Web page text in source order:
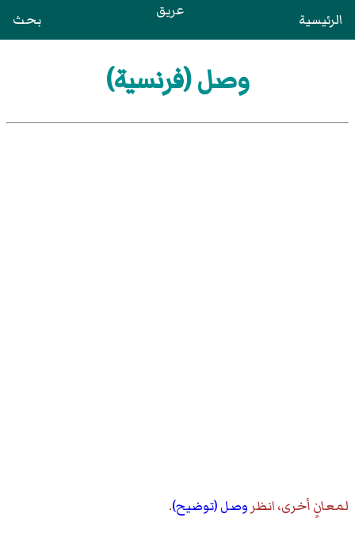
الرئيسية عريق بحث
وصل (فرنسية)
لمعانٍ أخرى، انظروصل (توضيح).